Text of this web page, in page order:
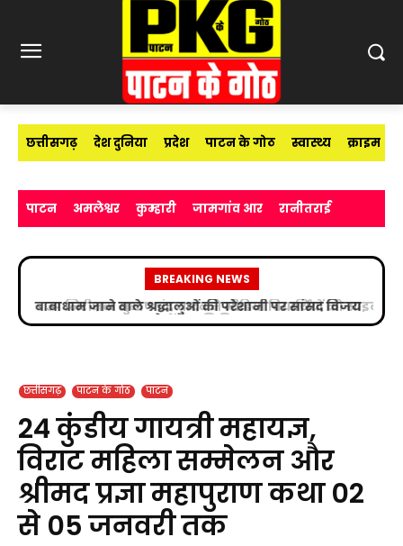
छत्तीसगढ़ देश दुनिया प्रदेश पाटन के गोठ स्वास्थ्य क्राइम
पाटन अमलेश्वर कुम्हारी जामगांव आर रानीतराई
BREAKING NEWS
उप निरीक्षक सुभाष चंद्र यादव ने मीडिया विद्यार्थियों को साइबर
अपराधों के प्रति किया जागरूक
छत्तीसगढ़ पाटन के गोठ पाटन
24 कुंडीय गायत्री महायज्ञ,
विराट महिला सम्मेलन और
श्रीमद प्रज्ञा महापुराण कथा 02
से 05 जनवरी तक